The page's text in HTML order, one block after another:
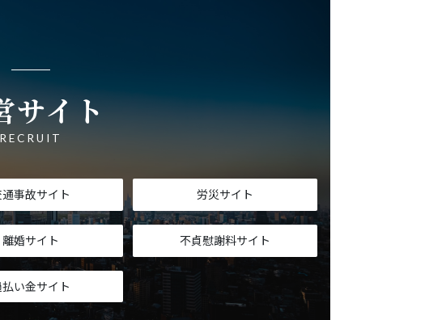
サイト
RECRUIT
通事故サイト 労災サイト
離婚サイト 不貞慰謝料サイト
払い金サイト